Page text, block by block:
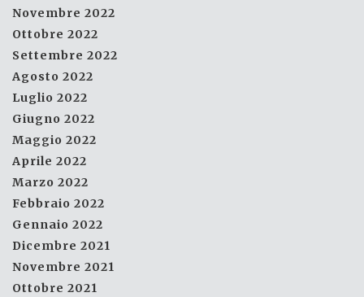
Novembre 2022
Ottobre 2022
Settembre 2022
Agosto 2022
Luglio 2022
Giugno 2022
Maggio 2022
Aprile 2022
Marzo 2022
Febbraio 2022
Gennaio 2022
Dicembre 2021
Novembre 2021
Ottobre 2021